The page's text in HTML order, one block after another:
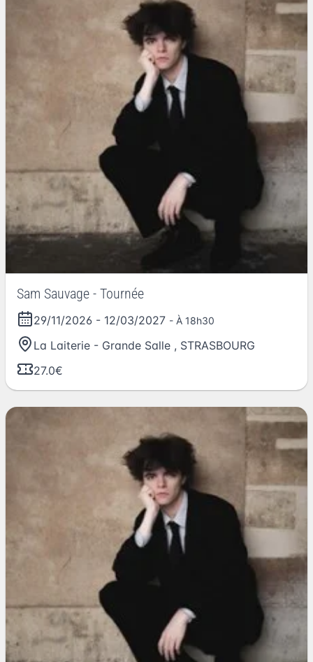
Sam Sauvage - Tournée
29/11/2026 - 12/03/2027 - À 18h30
La Laiterie - Grande Salle , STRASBOURG
27.0€